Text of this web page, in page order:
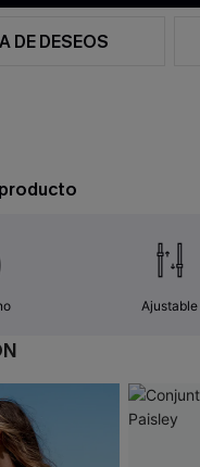
DE DESEOS
Ajustable